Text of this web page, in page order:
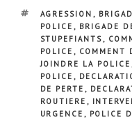
ÉTIQUETTES
AGRESSION ,
POLICE , BRIGADE
STUPEFIANTS,
POLICE , COMMENT
JOINDRE LA POLICE
POLICE ,
DE PERTE ,
ROUTIERE ,
URGENCE , POLICE